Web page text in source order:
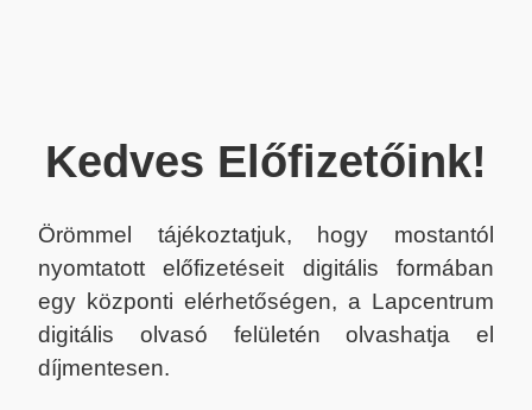
Kedves Előfizetőink!
Örömmel tájékoztatjuk, hogy mostantól
nyomtatott előfizetéseit digitális formában
egy központi elérhetőségen, a Lapcentrum
digitális olvasó felületén olvashatja el
díjmentesen.